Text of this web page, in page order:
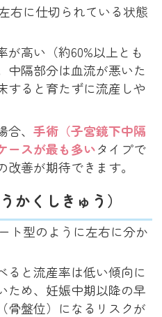
右に仕切られている状態
が高い（約60%以上とも
中隔部分は血流が悪いた
すると育たずに流産しや
、 手術（子宮鏡下中隔
ースが最も多いタイプで
善が期待できます。
かくしきゅう）
ト型のように左右に分か
ると流産率は低い傾向に
ため、妊娠中期以降の早
骨盤位）になるリスクが